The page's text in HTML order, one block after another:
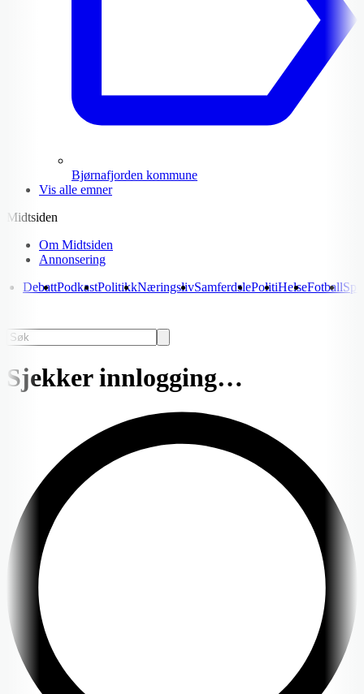
Bjørnafjorden kommune
Vis alle emner
Midtsiden
Om Midtsiden
Annonsering
DebattPodkastPolitikkNæringslivSamferdslePolitiHelseFotball
Sjekker innlogging…